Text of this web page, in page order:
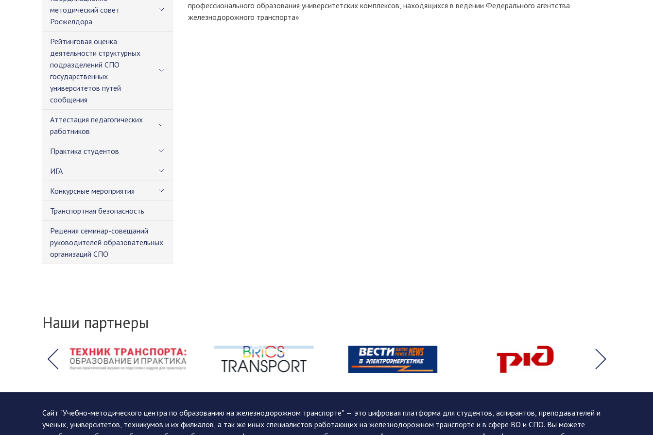
методический совет
Росжелдора
Рейтинговая оценка
деятельности структурных
подразделений СПО
государственных
университетов путей
сообщения
Аттестация педагогических
работников
Практика студентов
ИГА
Конкурсные мероприятия
Транспортная безопасность
Решения семинар-совещаний
руководителей образовательных
организаций СПО
профессионального образования университетских комплексов, находящихся в ведении Федерального агентства
железнодорожного транспорта»
Наши партнеры
Сайт "Учебно-методического центра по образованию на железнодорожном транспорте" — это цифровая платформа для студентов, аспирантов, преподавателей и
ученых, университетов, техникумов и их филиалов, а так же иных специалистов работающих на железнодорожном транспорте и в сфере ВО и СПО. Вы можете